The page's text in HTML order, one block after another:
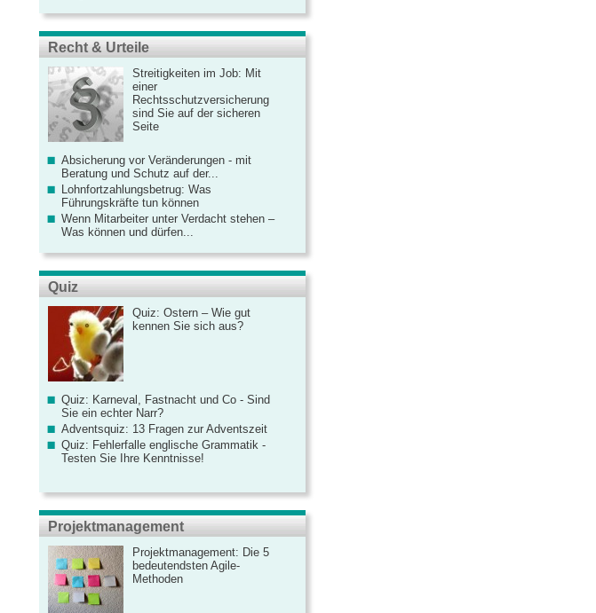
Recht & Urteile
Streitigkeiten im Job: Mit
einer
Rechtsschutzversicherung
sind Sie auf der sicheren
Seite
Absicherung vor Veränderungen - mit
Beratung und Schutz auf der...
Lohnfortzahlungsbetrug: Was
Führungskräfte tun können
Wenn Mitarbeiter unter Verdacht stehen –
Was können und dürfen...
Quiz
Quiz: Ostern – Wie gut
kennen Sie sich aus?
Quiz: Karneval, Fastnacht und Co - Sind
Sie ein echter Narr?
Adventsquiz: 13 Fragen zur Adventszeit
Quiz: Fehlerfalle englische Grammatik -
Testen Sie Ihre Kenntnisse!
Projektmanagement
Projektmanagement: Die 5
bedeutendsten Agile-
Methoden